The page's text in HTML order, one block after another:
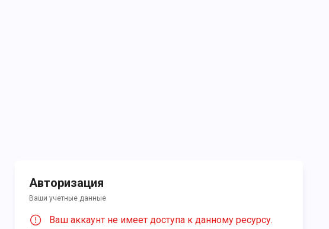
Авторизация
Ваши учетные данные
Ваш аккаунт не имеет доступа к данному ресурсу.